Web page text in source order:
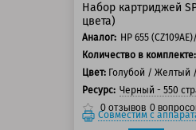
Набор картриджей
цвета)
Аналог:
Количество в комплекте:
Цвет: Голубой / Желтый /
Ресурс: Черный - 550
0 отзывов 0
Совместим с